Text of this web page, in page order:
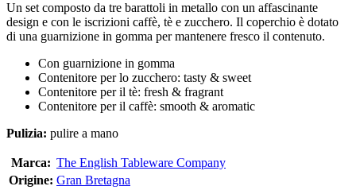
Un set composto da tre barattoli in metallo con un affascinante
design e con le iscrizioni caffè, tè e zucchero. Il coperchio è dotato
di una guarnizione in gomma per mantenere fresco il contenuto.
Con guarnizione in gomma
Contenitore per lo zucchero: tasty & sweet
Contenitore per il tè: fresh & fragrant
Contenitore per il caffè: smooth & aromatic
Pulizia: pulire a mano
Marca: The English Tableware Company
Origine: Gran Bretagna